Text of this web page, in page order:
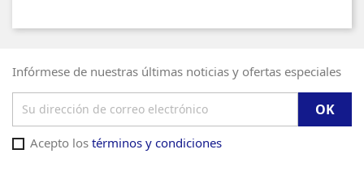
Infórmese de nuestras últimas noticias y ofertas especiales
Acepto los términos y condiciones